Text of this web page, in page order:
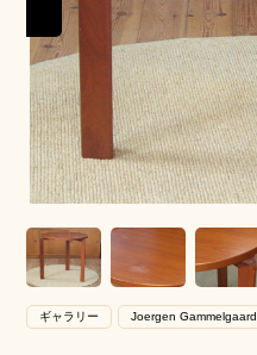
Previous
ギャラリー Joergen Gammelgaard